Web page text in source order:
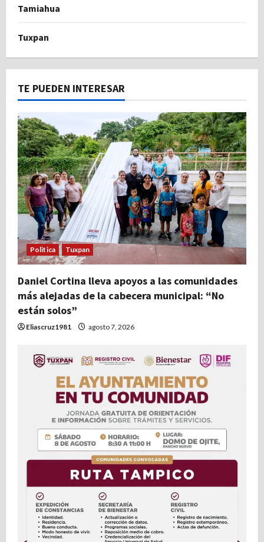
Tamiahua
Tuxpan
TE PUEDEN INTERESAR
Politica Tuxpan
Daniel Cortina lleva apoyos a las comunidades
más alejadas de la cabecera municipal: “No
están solos”
Eliascruz1981 agosto 7, 2026